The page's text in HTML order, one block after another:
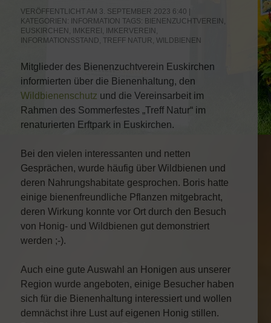
VERÖFFENTLICHT AM 3. SEPTEMBER 2023 6:40 |
KATEGORIEN:
INFORMATION TAGS: BIENENZUCHTVEREIN ,
EUSKIRCHEN , IMKEREI , IMKERVEREIN ,
INFORMATIONSSTAND, TREFF NATUR, WILDBIENEN
Mitglieder des Bienenzuchtverein Euskirchen
informierten über die Bienenhaltung, den
Wildbienenschutz und die Vereinsarbeit im
Rahmen des Sommerfestes „Treff Natur“ im
renaturierten Erftpark in Euskirchen.
Bei den vielen interessanten und netten
Gesprächen, wurde häufig über Wildbienen und
deren Nahrungshabitate gesprochen. Boris hatte
einige bienenfreundliche Pflanzen mitgebracht,
deren Wirkung konnte vor Ort durch den Besuch
von Honig- und Wildbienen gut demonstriert
werden ;-).
Auch eine gute Auswahl an Honigen aus unserer
Region wurde angeboten, einige Besucher haben
sich für die Bienenhaltung interessiert und wollen
demnächst ihre Lust auf eigenen Honig stillen.